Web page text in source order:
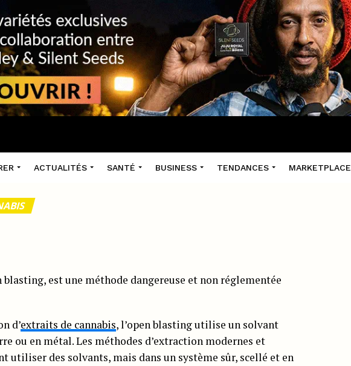
ACTUALITÉS SANTÉ BUSINESS TENDANCES MARKETPLACE
blasting, est une méthode dangereuse et non réglementée
d’extraits de cannabis, l’open blasting utilise un solvant
ou en métal. Les méthodes d’extraction modernes et
utiliser des solvants, mais dans un système sûr, scellé et en